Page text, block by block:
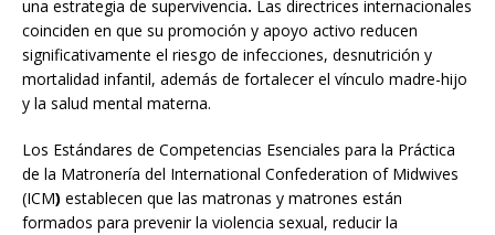
una estrategia de supervivencia. Las directrices internacionales
coinciden en que su promoción y apoyo activo reducen
significativamente el riesgo de infecciones, desnutrición y
mortalidad infantil, además de fortalecer el vínculo madre-hijo
y la salud mental materna.
Los Estándares de Competencias Esenciales para la Práctica
de la Matronería del International Confederation of Midwives
(ICM) establecen que las matronas y matrones están
formados para prevenir la violencia sexual, reducir la